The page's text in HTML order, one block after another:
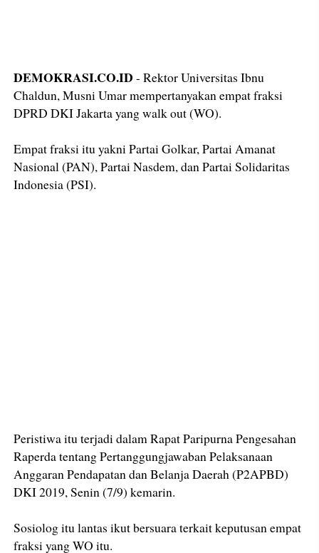
DEMOKRASI.CO.ID - Rektor Universitas Ibnu
Chaldun, Musni Umar mempertanyakan empat fraksi
DPRD DKI Jakarta yang walk out (WO).
Empat fraksi itu yakni Partai Golkar, Partai Amanat
Nasional (PAN), Partai Nasdem, dan Partai Solidaritas
Indonesia (PSI).
Peristiwa itu terjadi dalam Rapat Paripurna Pengesahan
Raperda tentang Pertanggungjawaban Pelaksanaan
Anggaran Pendapatan dan Belanja Daerah (P2APBD)
DKI 2019, Senin (7/9) kemarin.
Sosiolog itu lantas ikut bersuara terkait keputusan empat
fraksi yang WO itu.